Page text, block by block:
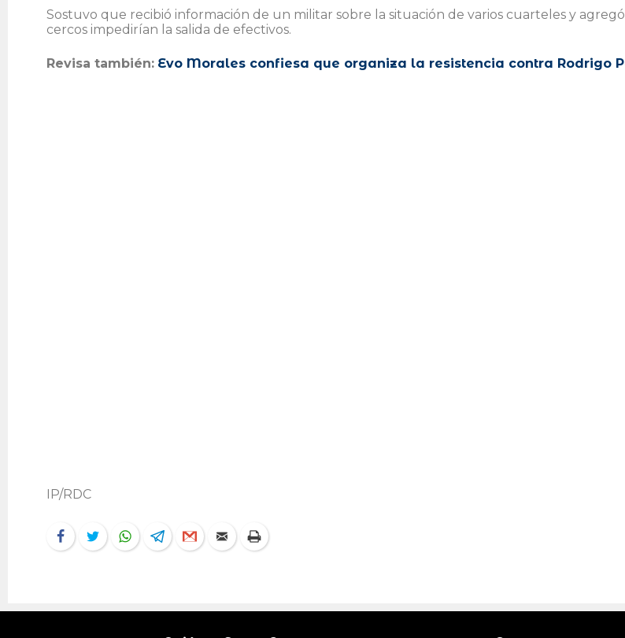
Sostuvo que recibió información de un militar sobre la situación de varios cuarteles y
cercos impedirían la salida de efectivos.
Revisa también: Evo Morales confiesa que organiza la resistencia contra Rodrigo
IP/RDC